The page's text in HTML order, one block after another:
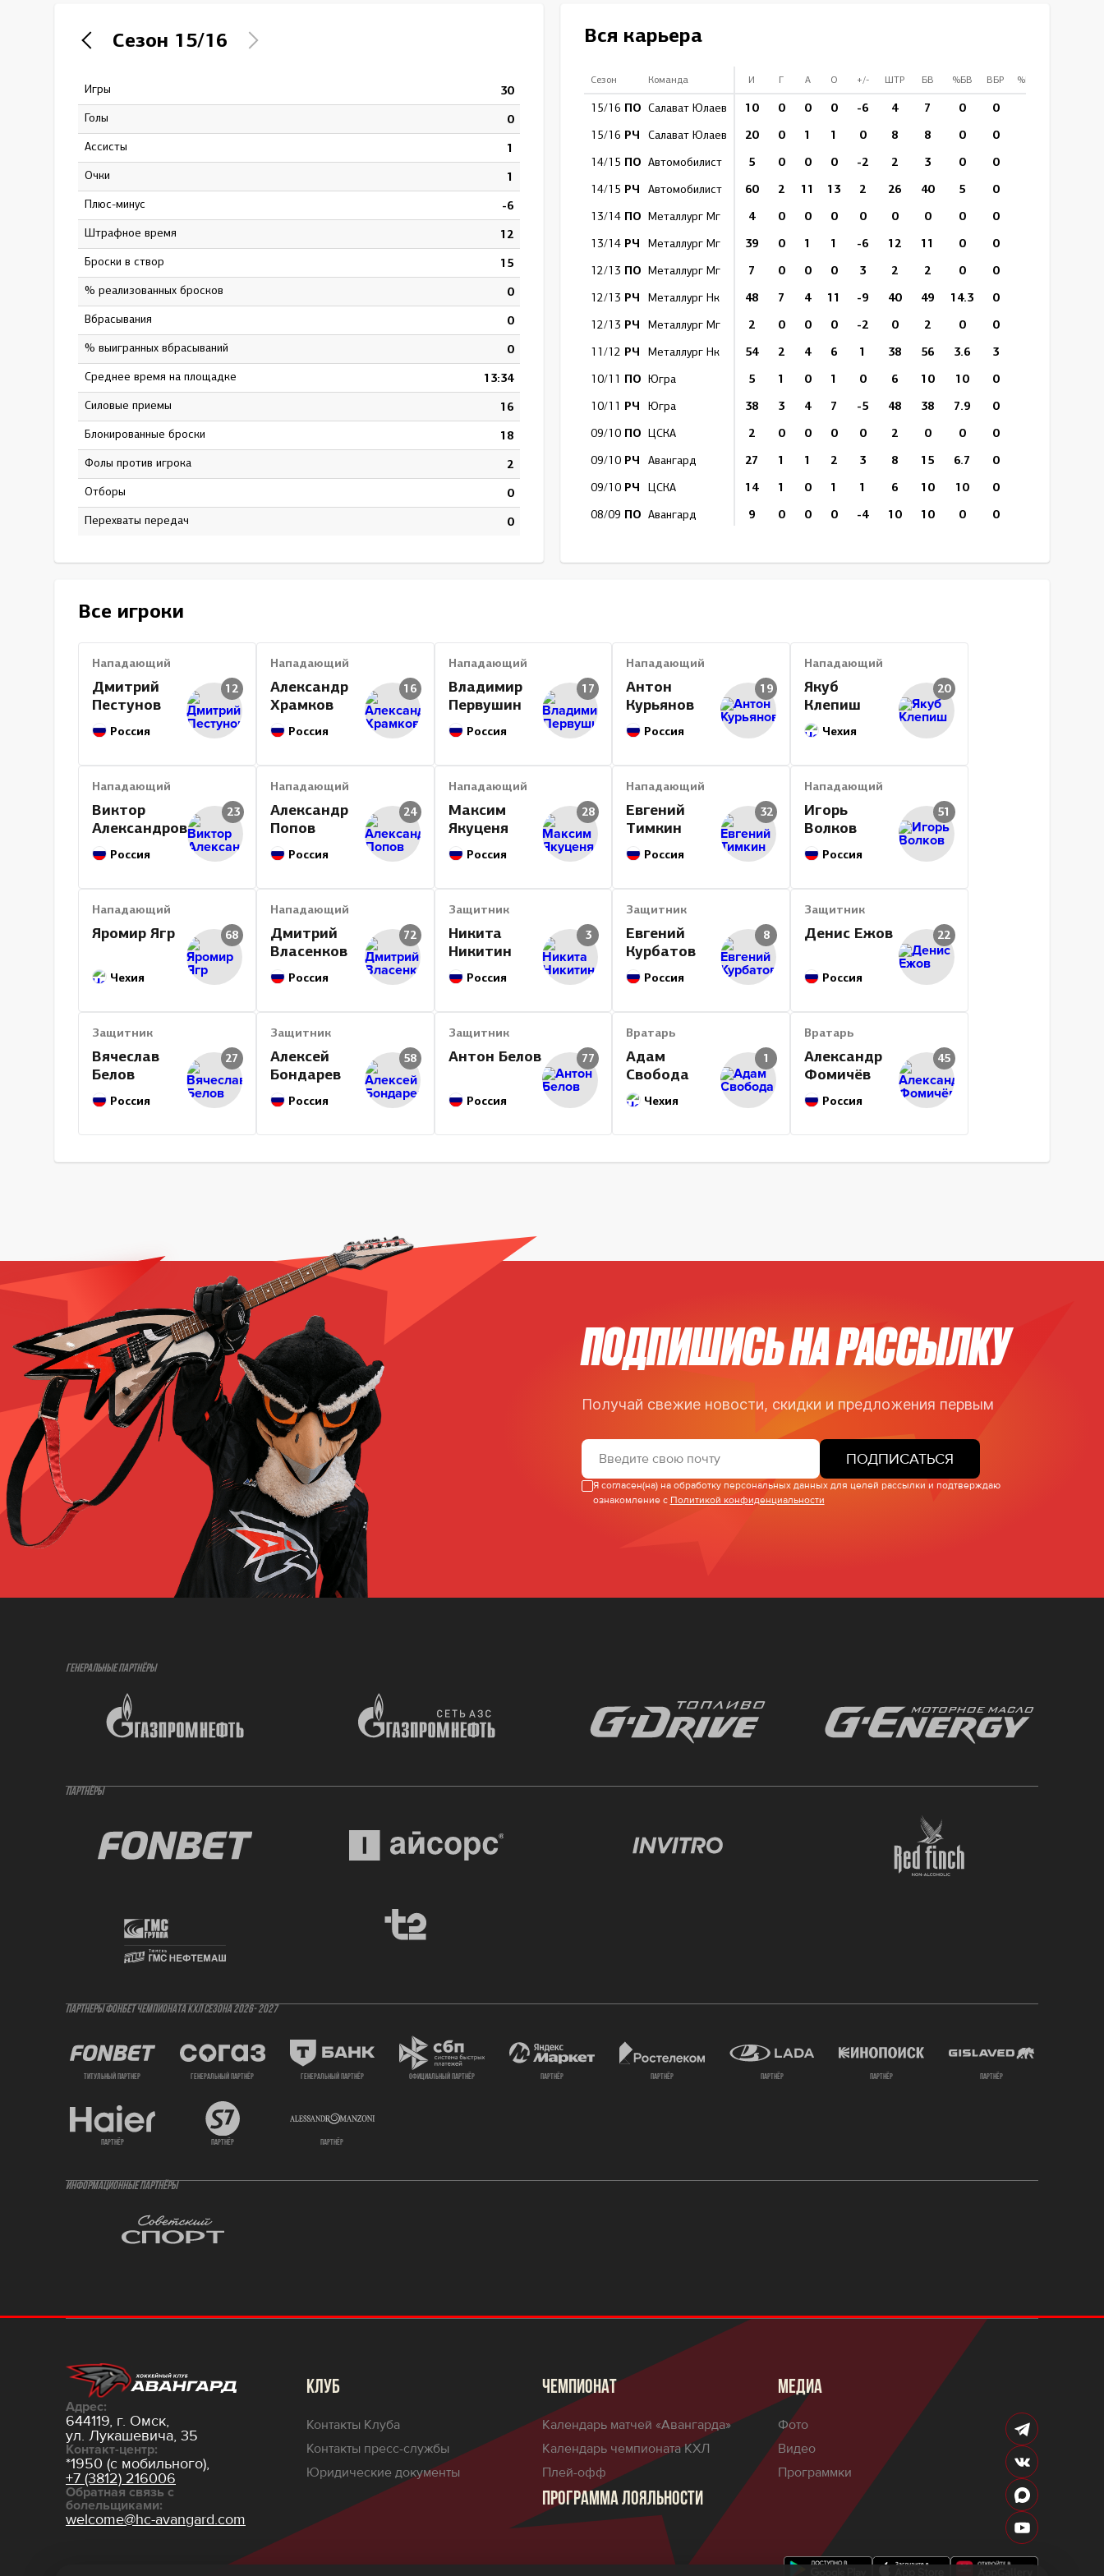
Северсталь
Сезон 15/16
Игры 30
Голы 0
Ассисты 1
Очки 1
Плюс-минус -6
штрафное время 12
Броски в створ 15
% реализованных бросков 0
Вбрасывания 0
% выигранных вбрасываний 0
Среднее время на площадке 13:34
Силовые приемы 16
Блокированные броски 18
Фолы против игрока 2
Отборы 0
Перехваты передач 0
Вся карьера
Сезон Команда И Г А О +/- ШТР БВ %БВ ВБР %ВБР
15/16 ПО Салават Юлаев 10 0 0 0 -6 4 7 0 0
15/16 РЧ Салават Юлаев 20 0 1 1 0 8 8 0 0
14/15 ПО Автомобилист 5 0 0 0 -2 2 3 0 0
14/15 РЧ Автомобилист 60 2 11 13 2 26 40 5 0
13/14 ПО Металлург Мг 4 0 0 0 0 0 0 0 0
13/14 РЧ Металлург Мг 39 0 1 1 -6 12 11 0 0
12/13 ПО Металлург Мг 7 0 0 0 3 2 2 0 0
12/13 РЧ Металлург Нк 48 7 4 11 -9 40 49 14.3 0
12/13 РЧ Металлург Мг 2 0 0 0 -2 0 2 0 0
11/12 РЧ Металлург Нк 54 2 4 6 1 38 56 3.6 3
10/11 ПО Югра 5 1 0 1 0 6 10 10 0
10/11 РЧ Югра 38 3 4 7 -5 48 38 7.9 0
09/10 ПО ЦСКА 2 0 0 0 0 2 0 0 0
09/10 РЧ Авангард 27 1 1 2 3 8 15 6.7 0
09/10 РЧ ЦСКА 14 1 0 1 1 6 10 10 0
08/09 ПО Авангард 9 0 0 0 -4 10 10 0 0
Все игроки
Нападающий
Дмитрий
Пестунов
Россия
12
Нападающий
Александр
Храмков
Россия
16
Нападающий
Владимир
Первушин
Россия
17
Нападающий
Антон
Курьянов
Россия
19
Нападающий
Якуб
Клепиш
Чехия
20
Нападающий
Виктор
Александров
Россия
23
Нападающий
Александр
Попов
Россия
24
Нападающий
Максим
Якуценя
Россия
28
Нападающий
Евгений
Тимкин
Россия
32
Нападающий
Игорь
Волков
Россия
51
Нападающий
Яромир Ягр
Чехия
68
Нападающий
Дмитрий
Власенков
Россия
72
Защитник
Никита
Никитин
Россия
3
Защитник
Евгений
Курбатов
Россия
8
Защитник
Денис Ежов
Россия
22
Защитник
Вячеслав
Белов
Россия
27
Защитник
Алексей
Бондарев
Россия
58
Защитник
Антон Белов
Россия
77
Вратарь
Адам
Свобода
Чехия
1
Вратарь
Александр
Фомичёв
Россия
45
ПОДПИШИСЬ НА РАССЫЛКУ
Получай свежие новости, скидки и предложения первым
ПОДПИСАТЬСЯ
Я согласен(на) на обработку персональных данных для целей рассылки и подтверждаю
ознакомление с Политикой конфиденциальности
ГЕНЕРАЛЬНЫЕ ПАРТНЁРЫ
ПАРТНЁРЫ
ПАРТНЕРЫ ФОНБЕТ ЧЕМПИОНАТА КХЛ СЕЗОНА 2026- 2027
титульный партнер генеральный партнёр генеральный партнёр официальный партнёр партнёр партнёр партнёр партнёр партнёр
партнёр партнёр партнёр
ИНФОРМАЦИОННЫЕ ПАРТНЁРЫ
Адрес:
644119, г. Омск,
ул. Лукашевича, 35
Контакт-центр:
*1950 (с мобильного),
+7 (3812) 216006
Обратная связь с
болельщиками:
welcome@hc-avangard.com
КЛУБ
Контакты Клуба
Контакты пресс-службы
Юридические документы
ЧЕМПИОНАТ
Календарь матчей «Авангарда»
Календарь чемпионата КХЛ
Плей-офф
ПРОГРАММА ЛОЯЛЬНОСТИ
МЕДИА
Фото
Видео
Программки